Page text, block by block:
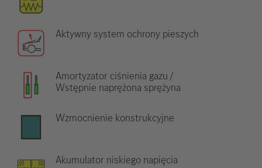
Aktywny system ochrony pieszych
Amortyzator ciśnienia gazu /
Wstępnie naprężona sprężyna
Wzmocnienie konstrukcyjne
Akumulator niskiego napięcia